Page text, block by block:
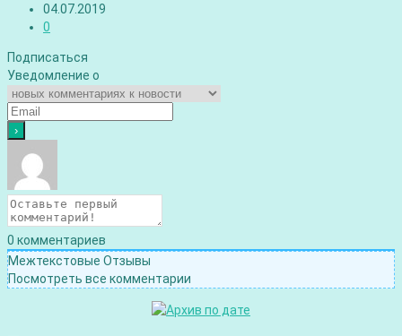
04.07.2019
0
Подписаться
Уведомление о
0 комментариев
Межтекстовые Отзывы
Посмотреть все комментарии